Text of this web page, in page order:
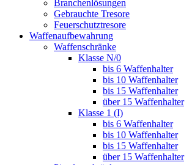
Branchenlösungen
Gebrauchte Tresore
Feuerschutztresore
Waffenaufbewahrung
Waffenschränke
Klasse N/0
bis 6 Waffenhalter
bis 10 Waffenhalter
bis 15 Waffenhalter
über 15 Waffenhalter
Klasse 1 (I)
bis 6 Waffenhalter
bis 10 Waffenhalter
bis 15 Waffenhalter
über 15 Waffenhalter